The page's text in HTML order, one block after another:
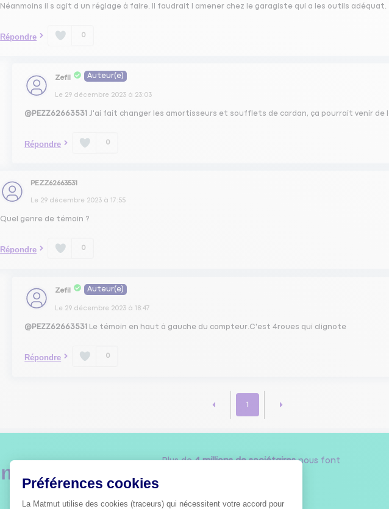
Néanmoins il s agit d un réglage à faire. Il faudrait l amener chez le garagiste qui a les outils adéquat.
Répondre 0
Zefil Auteur(e)
Le 29 décembre 2023 à 23:03
@PEZZ62663531 J'ai fait changer les amortisseurs et soufflets de cardan, ça pourrait venir de
Répondre 0
PEZZ62663531
Le 29 décembre 2023 à 17:55
Quel genre de témoin ?
Répondre 0
Zefil Auteur(e)
Le 29 décembre 2023 à 18:47
@PEZZ62663531 Le témoin en haut à gauche du compteur.C'est 4roues qui clignote
Répondre 0
1
Plus de4 millions de sociétairesnous font
Préférences cookies
La Matmut utilise des cookies (traceurs) qui nécessitent votre accord pour